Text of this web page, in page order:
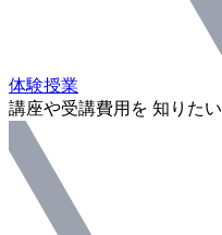
体験授業
講座や受講費用を 知りたい